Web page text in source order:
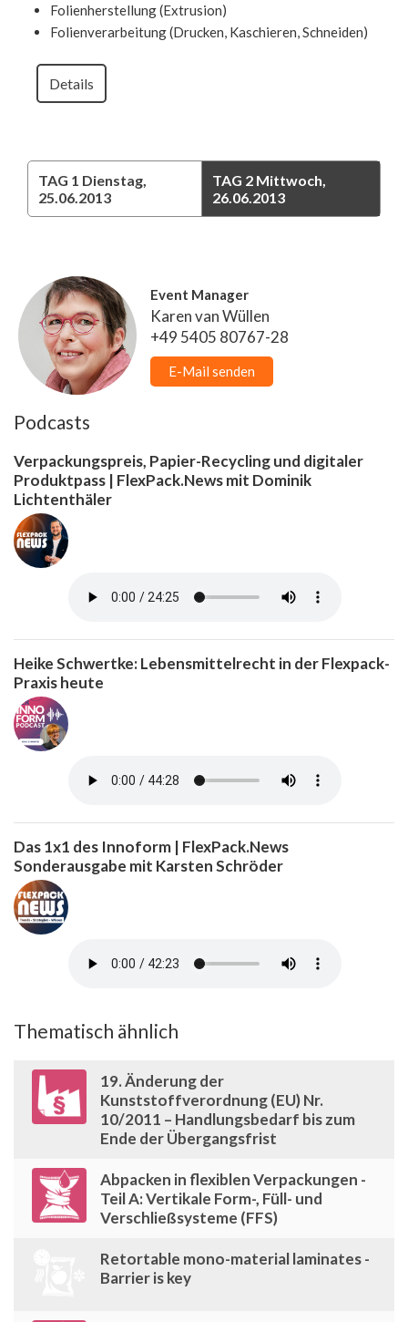
Folienherstellung (Extrusion)
Folienverarbeitung (Drucken, Kaschieren, Schneiden)
Details
TAG 1 Dienstag,
25.06.2013
TAG 2 Mittwoch,
26.06.2013
Event Manager
Karen van Wüllen
+49 5405 80767-28
E-Mail senden
Podcasts
Verpackungspreis, Papier-Recycling und digitaler
Produktpass | FlexPack.News mit Dominik
Lichtenthäler
Heike Schwertke: Lebensmittelrecht in der Flexpack-
Praxis heute
Das 1x1 des Innoform | FlexPack.News
Sonderausgabe mit Karsten Schröder
Thematisch ähnlich
19. Änderung der
Kunststoffverordnung (EU) Nr.
10/2011 – Handlungsbedarf bis zum
Ende der Übergangsfrist
Abpacken in flexiblen Verpackungen -
Teil A: Vertikale Form-, Füll- und
Verschließsysteme (FFS)
Retortable mono-material laminates -
Barrier is key